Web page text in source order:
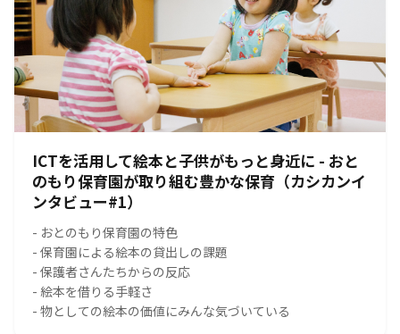
ICTを活用して絵本と子供がもっと身近に - おと
のもり保育園が取り組む豊かな保育（カシカンイ
ンタビュー#1）
- おとのもり保育園の特色
- 保育園による絵本の貸出しの課題
- 保護者さんたちからの反応
- 絵本を借りる手軽さ
- 物としての絵本の価値にみんな気づいている